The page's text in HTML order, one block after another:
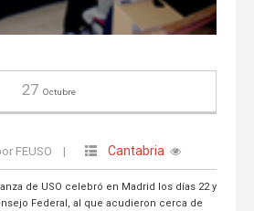
27 Octubre
FEUSO | Cantabria
de USO celebró en Madrid los días 22 y
Federal, al que acudieron cerca de